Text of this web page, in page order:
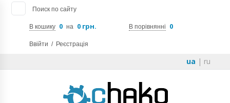
Поиск по сайту
В кошику 0 на 0 грн. В порівнянні 0
Ввійти / Реєстрація
ua | ru